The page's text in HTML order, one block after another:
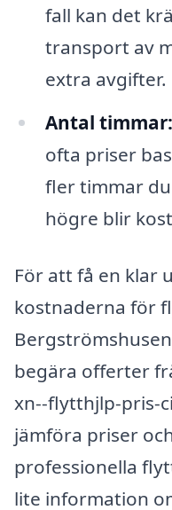
fall kan det
transport av
extra avgifter.
Antal timmar:
ofta priser
fler timmar
högre blir
För att få en klar
kostnaderna för
begära offerter
xn--flytthjlp-pris-
jämföra priser
professionella
lite information